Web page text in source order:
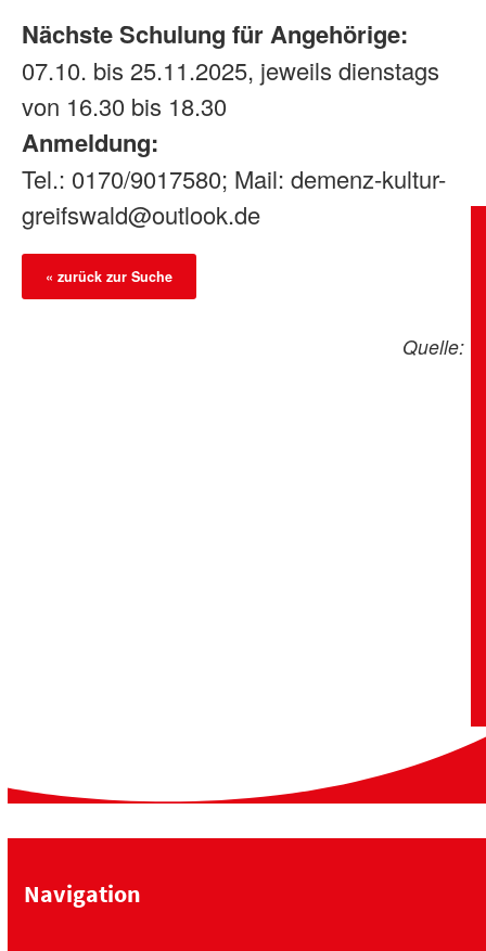
Nächste Schulung für Angehörige:
07.10. bis 25.11.2025, jeweils dienstags
von 16.30 bis 18.30
Anmeldung:
Tel.: 0170/9017580; Mail: demenz-kultur-
greifswald@outlook.de
« zurück zur Suche
Quelle:
Navigation